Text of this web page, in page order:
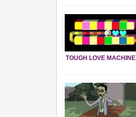
TOUGH LOVE MACHINE